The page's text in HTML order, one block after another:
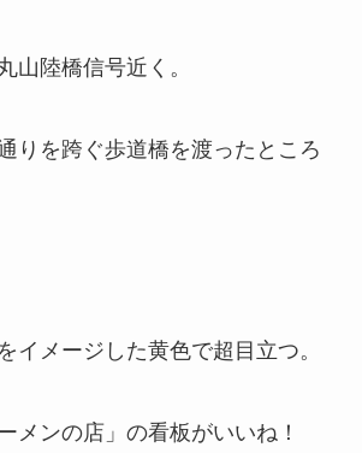
山陸橋信号近く。
りを跨ぐ歩道橋を渡ったところ
イメージした黄色で超目立つ。
メンの店」の看板がいいね！